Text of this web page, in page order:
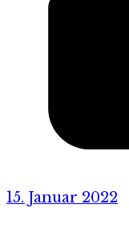
15. Januar 2022